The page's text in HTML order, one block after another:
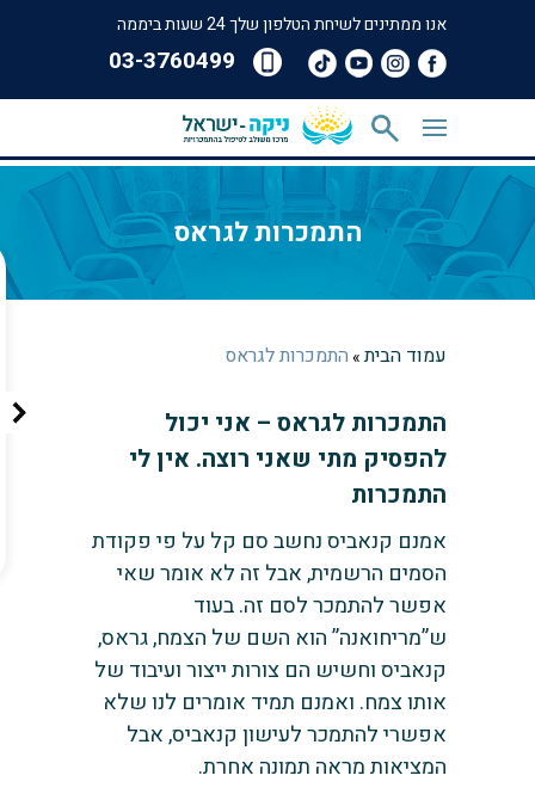
אנו ממתינים לשיחת הטלפון שלך 24 שעות ביממה
‎03-3760499
התמכרות לגראס
עמוד הבית»התמכרות לגראס
התמכרות לגראס – אני יכול
להפסיק מתי שאני רוצה. אין לי
התמכרות
אמנם קנאביס נחשב סם קל על פי פקודת
הסמים הרשמית, אבל זה לא אומר שאי
אפשר להתמכר לסם זה. בעוד
ש”מריחואנה” הוא השם של הצמח, גראס,
קנאביס וחשיש הם צורות ייצור ועיבוד של
אותו צמח. ואמנם תמיד אומרים לנו שלא
אפשרי להתמכר לעישון קנאביס, אבל
המציאות מראה תמונה אחרת.